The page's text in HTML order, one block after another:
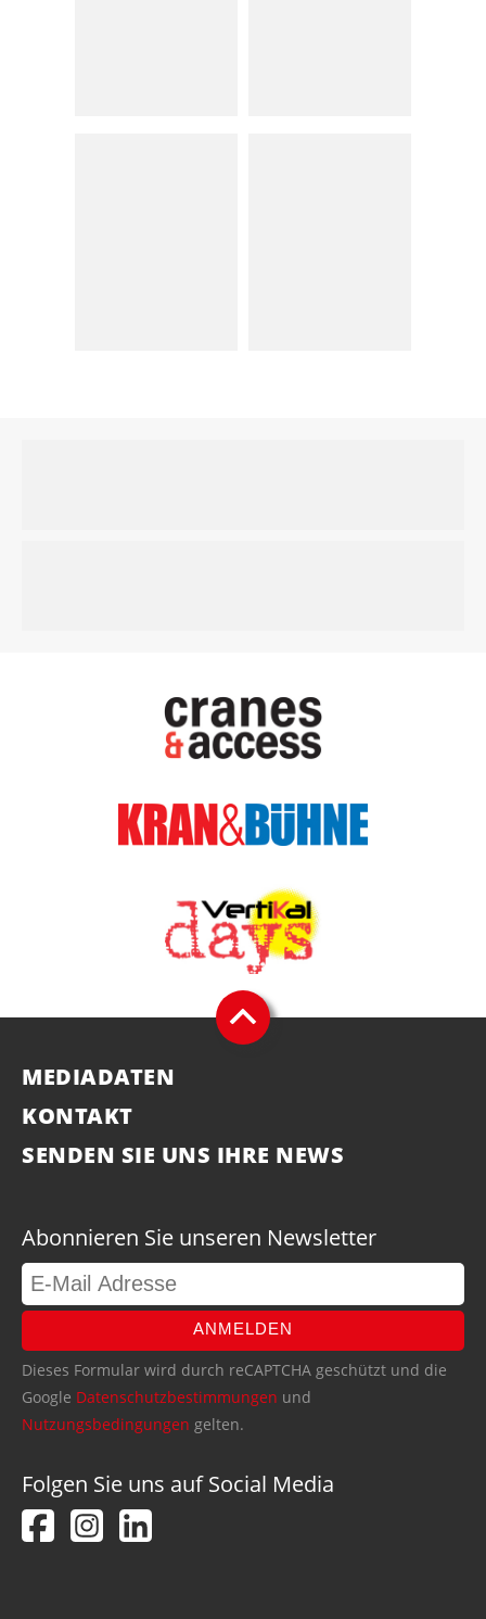
MEDIADATEN
KONTAKT
SENDEN SIE UNS IHRE NEWS
Abonnieren Sie unseren Newsletter
ANMELDEN
Dieses Formular wird durch reCAPTCHA geschützt und die
Google Datenschutzbestimmungen und
Nutzungsbedingungen gelten.
Folgen Sie uns auf Social Media